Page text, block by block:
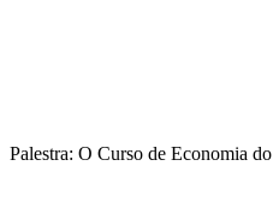
Palestra: O Curso de Economia